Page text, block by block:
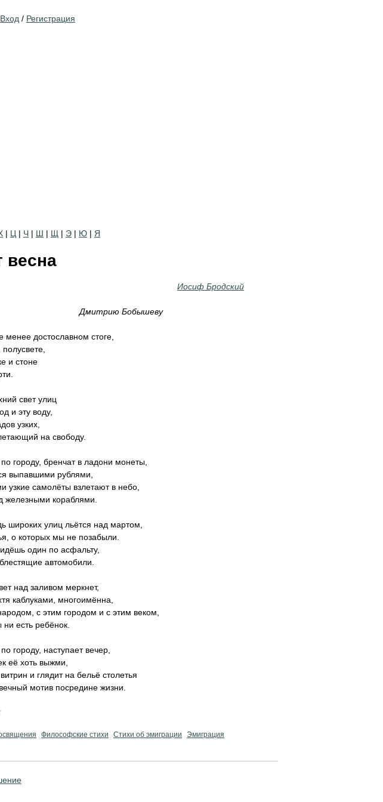
Вход / Регистрация
| Ц | Ч | Ш | Щ | Э | Ю | Я
весна
Иосиф Бродский
Дмитрию Бобышеву
менее достославном стоге,
и стоне
свет улиц
и эту воду,
узких,
на свободу.
городу, бренчат в ладони монеты,
выпавшими рублями,
самолёты взлетают в небо,
железными кораблями.
широких улиц льётся над мартом,
о которых мы не позабыли.
один по асфальту,
автомобили.
над заливом меркнет,
каблуками, многоимённа,
с этим городом и с этим веком,
есть ребёнок.
городу, наступает вечер,
её хоть выжми,
и глядит на бельё столетья
мотив посредине жизни.
Философские стихи Стихи об эмиграции Эмиграция